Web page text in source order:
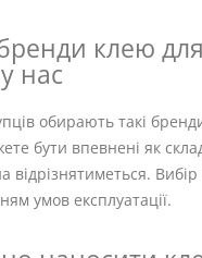
клею для
нас
обирають такі
бути впевнені як
відрізнятиметься.
умов експлуатації.